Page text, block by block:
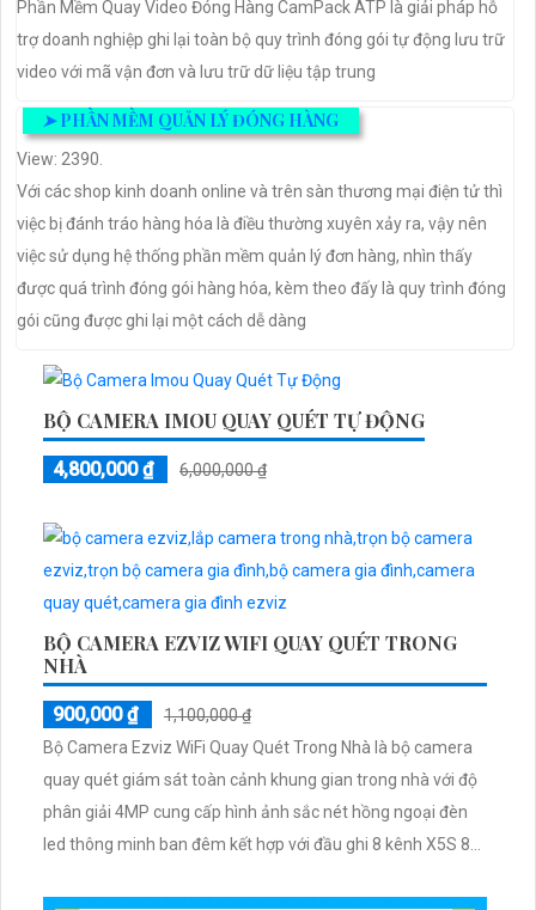
Phần Mềm Quay Video Đóng Hàng CamPack ATP là giải pháp hỗ
trợ doanh nghiệp ghi lại toàn bộ quy trình đóng gói tự động lưu trữ
video với mã vận đơn và lưu trữ dữ liệu tập trung
➤PHẦN MỀM QUẢN LÝ ĐÓNG HÀNG
View: 2390.
Với các shop kinh doanh online và trên sàn thương mại điện tử thì
việc bị đánh tráo hàng hóa là điều thường xuyên xảy ra, vậy nên
việc sử dụng hệ thống phần mềm quản lý đơn hàng, nhìn thấy
được quá trình đóng gói hàng hóa, kèm theo đấy là quy trình đóng
gói cũng được ghi lại một cách dễ dàng
BỘ CAMERA IMOU QUAY QUÉT TỰ ĐỘNG
4,800,000 ₫ 6,000,000 ₫
BỘ CAMERA EZVIZ WIFI QUAY QUÉT TRONG
NHÀ
900,000 ₫
1,100,000 ₫
Bộ Camera Ezviz WiFi Quay Quét Trong Nhà là bộ camera
quay quét giám sát toàn cảnh khung gian trong nhà với độ
phân giải 4MP cung cấp hình ảnh sắc nét hồng ngoại đèn
led thông minh ban đêm kết hợp với đầu ghi 8 kênh X5S 8W